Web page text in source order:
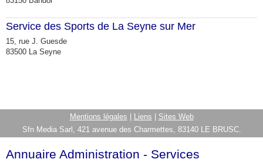
Service des Sports de La Seyne sur Mer
15, rue J. Guesde
83500 La Seyne
Mentions légales Liens
Sites Web
Sfn Media Sarl, 421 avenue des Charmettes, 83140 LE BRUSC.
Annuaire Administration - Services